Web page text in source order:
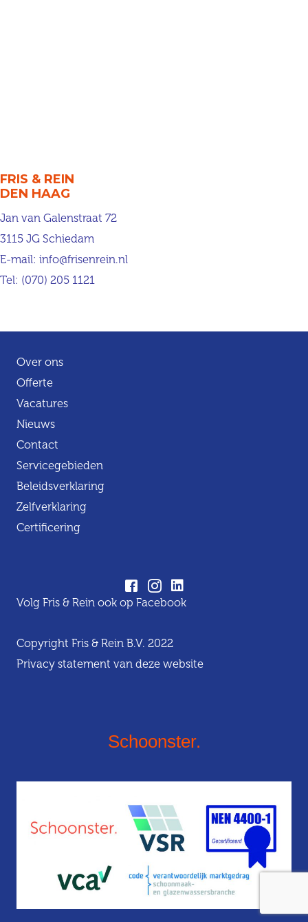
FRIS & REIN
DEN HAAG
Jan van Galenstraat 72
3115 JG Schiedam
E-mail: info@frisenrein.nl
Tel: (070) 205 1121
Over ons
Offerte
Vacatures
Nieuws
Contact
Servicegebieden
Beleidsverklaring
Zelfverklaring
Certificering
Volg Fris & Rein ook op Facebook
Copyright Fris & Rein B.V. 2022
Privacy statement van deze website
Schoonster.